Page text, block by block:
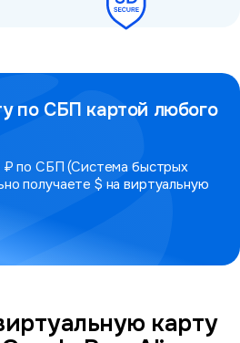
по СБП картой любого
₽ по СБП (Система быстрых
получаете $ на виртуальную
карту